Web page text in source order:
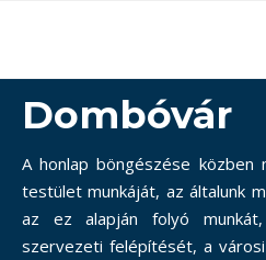
Dombóvár
A honlap böngészése közben
testület munkáját, az általunk
az ez alapján folyó
szervezeti felépítését, a